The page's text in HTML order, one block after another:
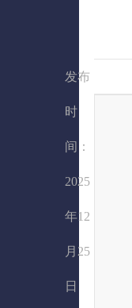
发布
时
间：
2025
年12
月25
日